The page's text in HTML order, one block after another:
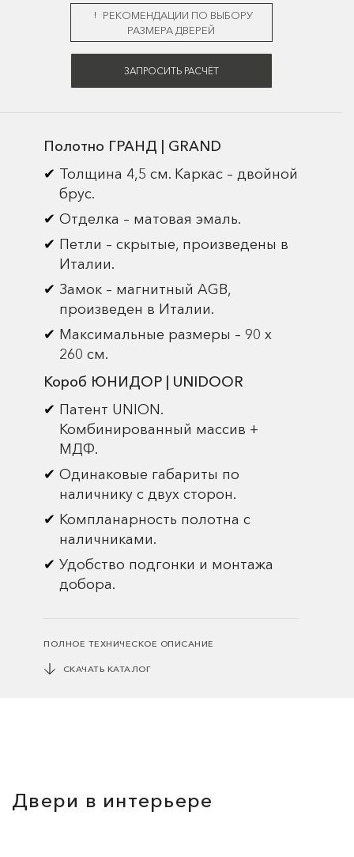
РЕКОМЕНДАЦИИ ПО ВЫБОРУ
РАЗМЕРА ДВЕРЕЙ
ЗАПРОСИТЬ РАСЧЁТ
Полотно ГРАНД | GRAND
Толщина 4,5 см. Каркас – двойной
брус.
Отделка – матовая эмаль.
Петли – скрытые, произведены в
Италии.
Замок – магнитный AGB,
произведен в Италии.
Максимальные размеры – 90 х
260 см.
Короб ЮНИДОР | UNIDOOR
Патент UNION.
Комбинированный массив +
МДФ.
Одинаковые габариты по
наличнику с двух сторон.
Компланарность полотна с
наличниками.
Удобство подгонки и монтажа
добора.
ПОЛНОЕ ТЕХНИЧЕСКОЕ ОПИСАНИЕ
СКАЧАТЬ КАТАЛОГ
Двери в интерьере